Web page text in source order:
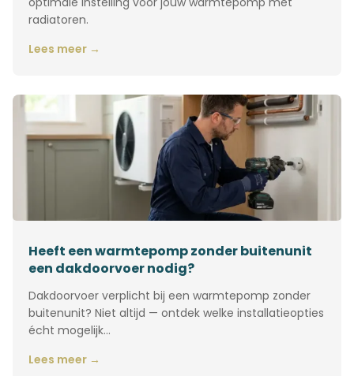
radiatoren.
Lees meer →
Heeft een warmtepomp zonder buitenunit
een dakdoorvoer nodig?
Dakdoorvoer verplicht bij een warmtepomp zonder
buitenunit? Niet altijd — ontdek welke installatieopties
écht mogelijk…
Lees meer →